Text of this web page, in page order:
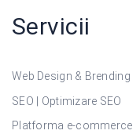
Servicii
Web Design & Brending
SEO | Optimizare SEO
Platforma e-commerce